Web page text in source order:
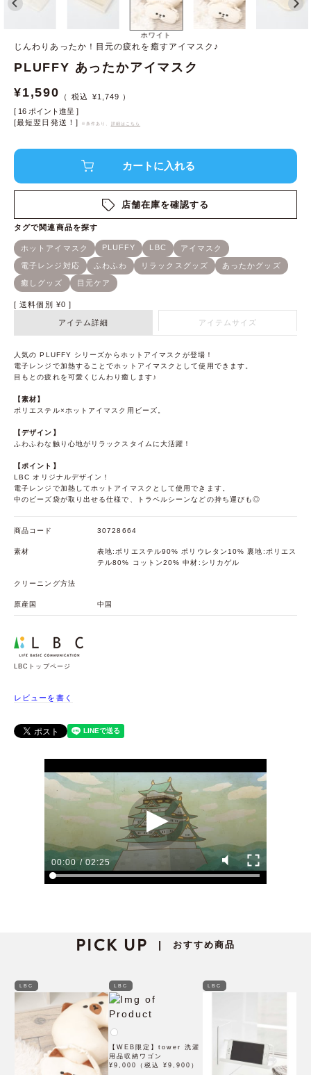
ホワイト
じんわりあったか！目元の疲れを癒すアイマスク♪
PLUFFY あったかアイマスク
¥1,590 ¥1,749
[ 16 ポイント進呈 ]
[最短翌日発送！]
※条件あり、 詳細はこちら
店舗在庫を確認する
送料個別 ¥0
アイテム詳細 アイテムサイズ
人気の PLUFFY シリーズからホットアイマスクが登場！
電子レンジで加熱することでホットアイマスクとして使用できます。
目もとの疲れを可愛くじんわり癒します♪
【素材】
ポリエステル×ホットアイマスク用ビーズ。
【デザイン】
ふわふわな触り心地がリラックスタイムに大活躍！
【ポイント】
LBC オリジナルデザイン！
電子レンジで加熱してホットアイマスクとして使用できます。
中のビーズ袋が取り出せる仕様で、トラベルシーンなどの持ち運びも◎
商品コード 30728664
素材
表地:ポリエステル90% ポリウレタン10% 裏地:ポリエス
テル80% コットン20% 中材:シリカゲル
クリーニング方法
原産国 中国
LBCトップページ
レビューを書く
00:00/02:25
PICK UP | おすすめ商品
LBC LBC
【WEB限定】tower 洗濯
用品収納ワゴン
¥9,000（税込 ¥9,900）
LBC